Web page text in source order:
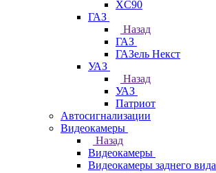
XC90
ГАЗ
Назад
ГАЗ
ГАЗель Некст
УАЗ
Назад
УАЗ
Патриот
Автосигнализации
Видеокамеры
Назад
Видеокамеры
Видеокамеры заднего вида